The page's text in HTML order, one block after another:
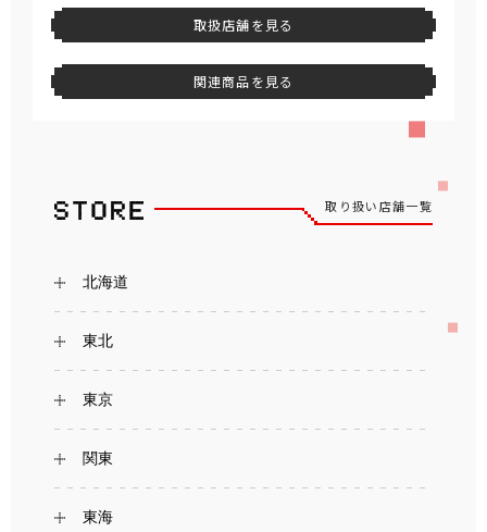
取扱店舗を見る
関連商品を見る
取り扱い店舗一覧
北海道
東北
東京
関東
東海